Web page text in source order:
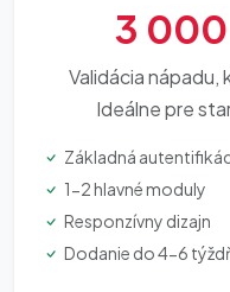
3
Validácia
Ideálne pre
Základná
1-2 hlavné moduly
Responzívny dizajn
Dodanie do 4-6